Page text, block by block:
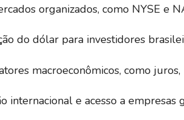
organizados, como NYSE e
do dólar para investidores
macroeconômicos, como
internacional e acesso a empresas